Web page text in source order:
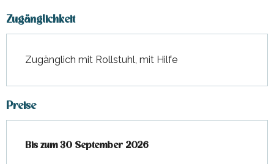
Zugänglichkeit
Zugänglich mit Rollstuhl, mit Hilfe
Preise
ab2 April 2026bis zum30 September 2026
Bis zum30 September 2026